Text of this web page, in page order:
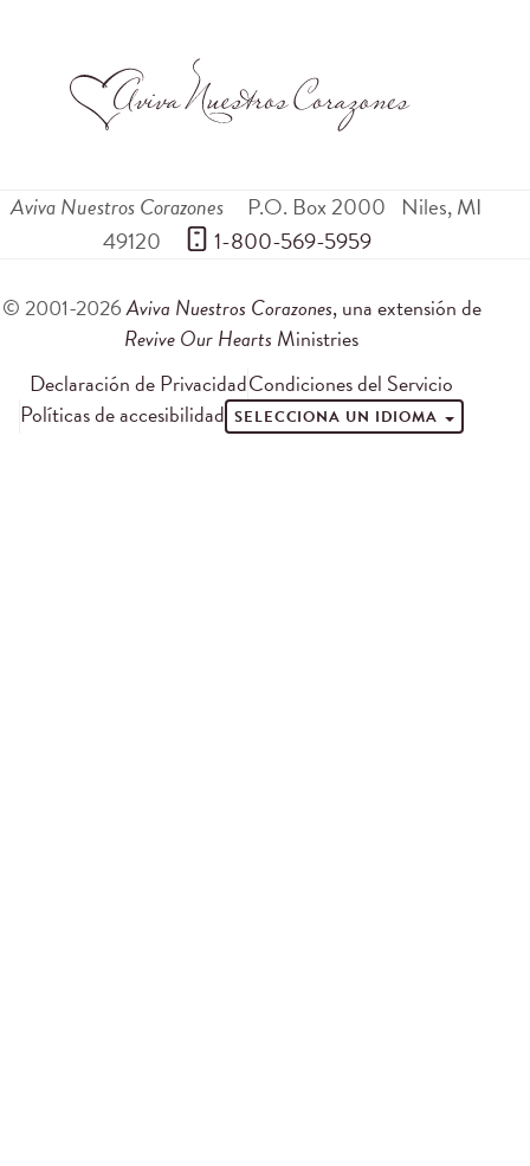
Aviva Nuestros Corazones P.O. Box 2000 Niles,MI
49120
1-800-569-5959
© 2001-2026Aviva Nuestros Corazones, una extensión de
Revive Our Hearts Ministries
Declaración de PrivacidadCondiciones del Servicio
Políticas de accesibilidad SELECCIONA UN IDIOMA